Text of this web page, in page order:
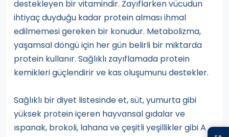
destekleyen bir vitamindir. Zayıflarken vücudun
ihtiyaç duyduğu kadar protein alması ihmal
edilmemesi gereken bir konudur. Metabolizma,
yaşamsal döngü için her gün belirli bir miktarda
protein kullanır. Sağlıklı zayıflamada protein
kemikleri güçlendirir ve kas oluşumunu destekler.
Sağlıklı bir diyet listesinde et, süt, yumurta gibi
yüksek protein içeren hayvansal gıdalar ve
ıspanak, brokoli, lahana ve çeşitli yeşillikler gibi A